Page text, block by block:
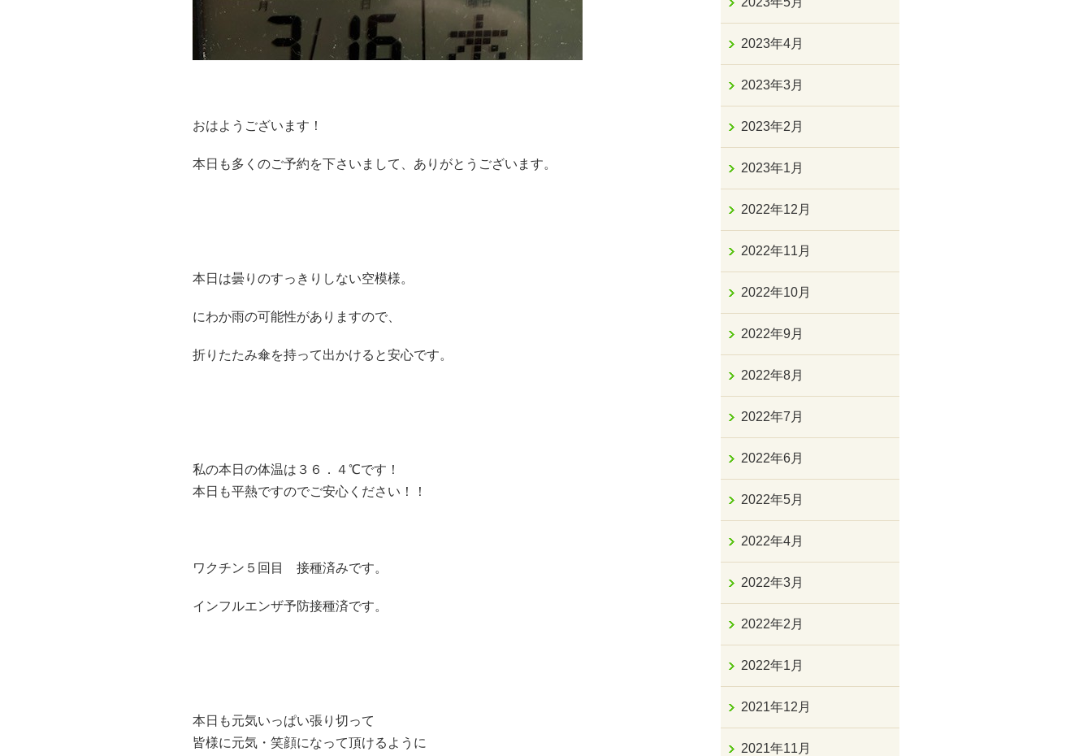
おはようございます！
本日も多くのご予約を下さいまして、ありがとうございます。
本日は曇りのすっきりしない空模様。
にわか雨の可能性がありますので、
折りたたみ傘を持って出かけると安心です。
私の本日の体温は３６．４℃です！
本日も平熱ですのでご安心ください！！
ワクチン５回目 接種済みです。
インフルエンザ予防接種済です。
本日も元気いっぱい張り切って
皆様に元気・笑顔になって頂けるように
2023年4月
2023年3月
2023年2月
2023年1月
2022年12月
2022年11月
2022年10月
2022年9月
2022年8月
2022年7月
2022年6月
2022年5月
2022年4月
2022年3月
2022年2月
2022年1月
2021年12月
2021年11月